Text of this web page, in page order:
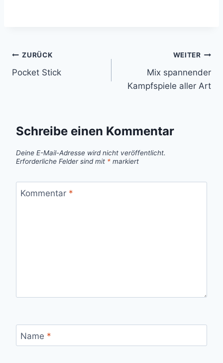
Beitragsnavigation
ZURÜCK
Pocket Stick
WEITER
Mix spannender
Kampfspiele aller Art
Schreibe einen Kommentar
Deine E-Mail-Adresse wird nicht veröffentlicht.
Erforderliche Felder sind mit * markiert
Kommentar *
Name *